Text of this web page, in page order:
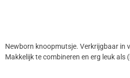
Newborn knoopmutsje. Verkrijgbaar in
Makkelijk te combineren en erg leuk als